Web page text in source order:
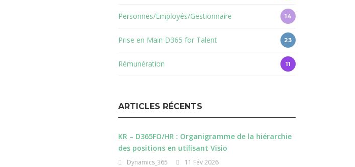
Personnes/Employés/Gestionnaire 14
Prise en Main D365 for Talent 23
Rémunération 11
ARTICLES RÉCENTS
KR – D365FO/HR : Organigramme de la hiérarchie
des positions en utilisant Visio
Dynamics_365 11 Fév 2026